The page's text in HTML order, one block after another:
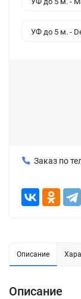
УФ до 5 м. -
Заказ по
Описание
Описание